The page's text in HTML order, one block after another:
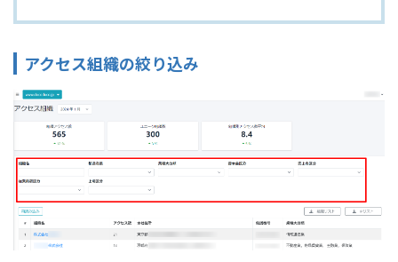
アクセス組織の絞り込み